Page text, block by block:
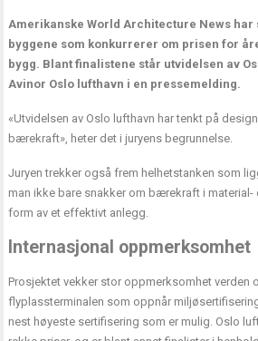
Amerikanske World Architecture News har
byggene som konkurrerer om prisen for
bygg. Blant finalistene står utvidelsen av
Avinor Oslo lufthavn i en pressemelding.
«Utvidelsen av Oslo lufthavn har tenkt på
bærekraft», heter det i juryens begrunnelse.
Juryen trekker også frem helhetstanken som
man ikke bare snakker om bærekraft i material-
form av et effektivt anlegg.
Internasjonal oppmerksomhet
Prosjektet vekker stor oppmerksomhet verden
flyplassterminalen som oppnår
nest høyeste sertifisering som er mulig. Oslo